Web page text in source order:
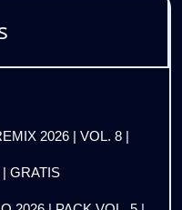
2026 | VOL. 8 |
GRATIS